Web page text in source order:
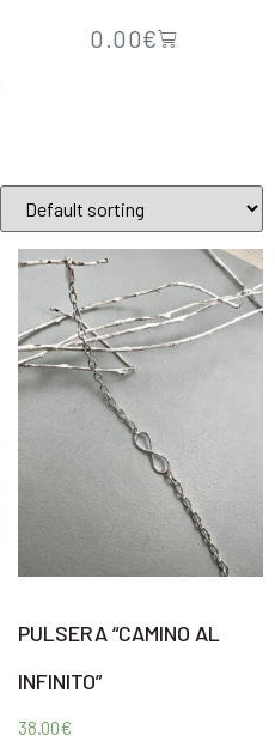
0.00€
PULSERA “CAMINO AL
INFINITO”
38.00€